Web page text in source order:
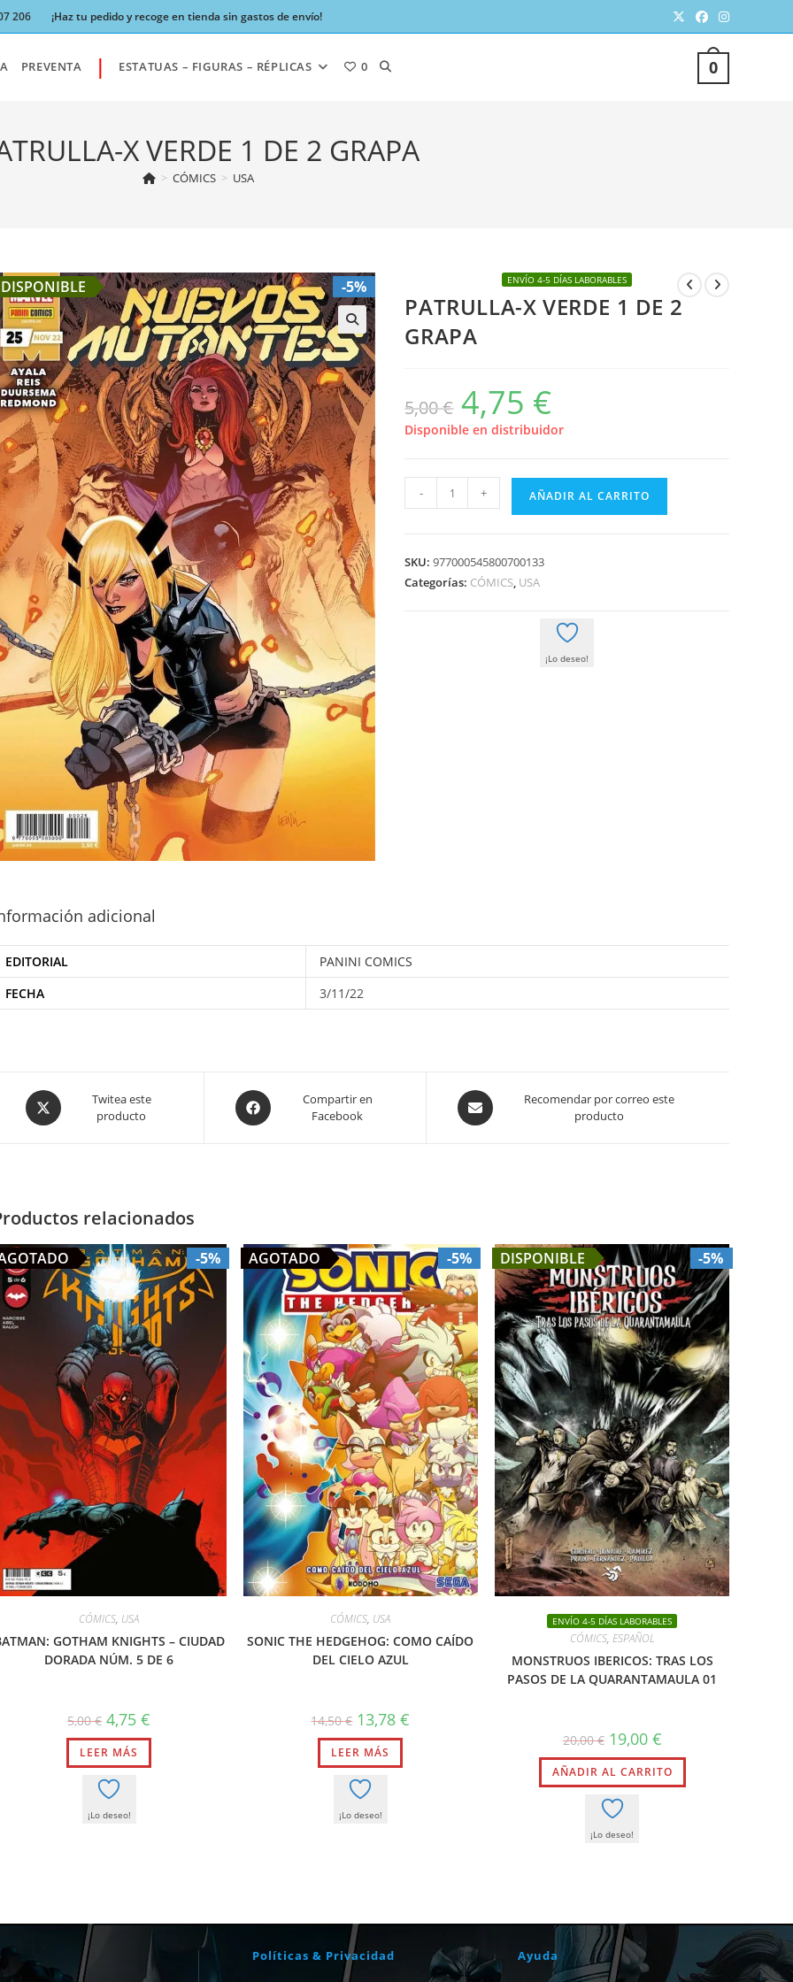
206 ¡Haz tu pedido y recoge en tienda sin gastos de envío!
0
PREVENTA | ESTATUAS – FIGURAS – RÉPLICAS 0 ALTERNAR
X VERDE 1 DE 2 GRAPA
> CÓMICS > USA
🔍
DISPONIBLE -5% ENVÍO 4-5 DÍAS LABORABLES
PATRULLA-X VERDE 1 DE 2
GRAPA
5,00€
El
precio
original
era:
4,75 €
es:
Disponible en distribuidor
PATRULLA-
X
DE
- + AÑADIR AL CARRITO
SKU:977000545800700133
Categorías: CÓMICS, USA
¡Lo deseo!
adicional
EDITORIAL
PANINI COMICS
FECHA
3/11/22
Opens
in
Twitea este
producto
Opens
in
Compartir en
Facebook
Opens
in
Recomendar por correo este
producto
relacionados
-5%
CÓMICS, USA
GOTHAM KNIGHTS – CIUDAD
DORADA NÚM. 5 DE 6
5,00€ El
precio
original
era:
5,00 €.
4,75€
actual
4,75 €.
LEER MÁS
¡Lo deseo!
-5%
AGOTADO
CÓMICS, USA
SONIC THE HEDGEHOG: COMO CAÍDO
DEL CIELO AZUL
14,50€ El
precio
original
era:
14,50 €.
13,78€
LEER MÁS
¡Lo deseo!
DISPONIBLE -5%
ENVÍO 4-5 DÍAS LABORABLES
CÓMICS, ESPAÑOL
MONSTRUOS IBERICOS: TRAS LOS
PASOS DE LA QUARANTAMAULA 01
20,00€ El
precio
original
era:
20,00 €.
19,00 €El
precio
actual
es:
19,00 €.
AÑADIR AL CARRITO
¡Lo deseo!
Políticas & Privacidad Ayuda